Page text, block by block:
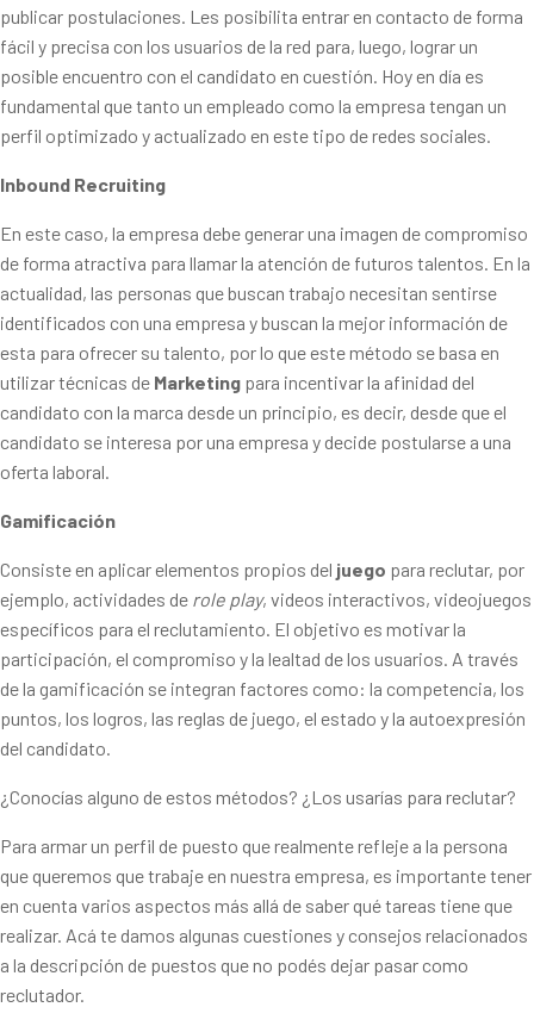
publicar postulaciones. Les posibilita entrar en contacto de forma
fácil y precisa con los usuarios de la red para, luego, lograr un
posible encuentro con el candidato en cuestión. Hoy en día es
fundamental que tanto un empleado como la empresa tengan un
perfil optimizado y actualizado en este tipo de redes sociales.
Inbound Recruiting
En este caso, la empresa debe generar una imagen de compromiso
de forma atractiva para llamar la atención de futuros talentos. En la
actualidad, las personas que buscan trabajo necesitan sentirse
identificados con una empresa y buscan la mejor información de
esta para ofrecer su talento, por lo que este método se basa en
utilizar técnicas de Marketing para incentivar la afinidad del
candidato con la marca desde un principio, es decir, desde que el
candidato se interesa por una empresa y decide postularse a una
oferta laboral.
Gamificación
Consiste en aplicar elementos propios del juego para reclutar, por
ejemplo, actividades de role play, videos interactivos, videojuegos
específicos para el reclutamiento. El objetivo es motivar la
participación, el compromiso y la lealtad de los usuarios. A través
de la gamificación se integran factores como: la competencia, los
puntos, los logros, las reglas de juego, el estado y la autoexpresión
del candidato.
¿Conocías alguno de estos métodos? ¿Los usarías para reclutar?
Para armar un perfil de puesto que realmente refleje a la persona
que queremos que trabaje en nuestra empresa, es importante tener
en cuenta varios aspectos más allá de saber qué tareas tiene que
realizar. Acá te damos algunas cuestiones y consejos relacionados
a la descripción de puestos que no podés dejar pasar como
reclutador.